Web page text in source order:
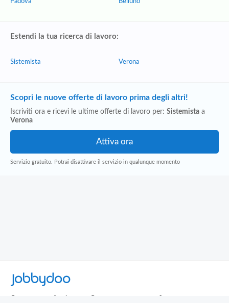
Estendi la tua ricerca di lavoro:
Sistemista Verona
Scopri le nuove offerte di lavoro prima degli altri!
Iscriviti ora e ricevi le ultime offerte di lavoro per: Sistemista a
Verona
Servizio gratuito. Potrai disattivare il servizio in qualunque momento
Jobbydoo